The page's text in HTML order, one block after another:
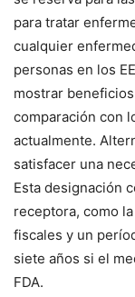
para tratar
cualquier
personas en los
mostrar
comparación con
actualmente.
satisfacer una
Esta designación
receptora, como
fiscales y un
siete años si el
FDA.